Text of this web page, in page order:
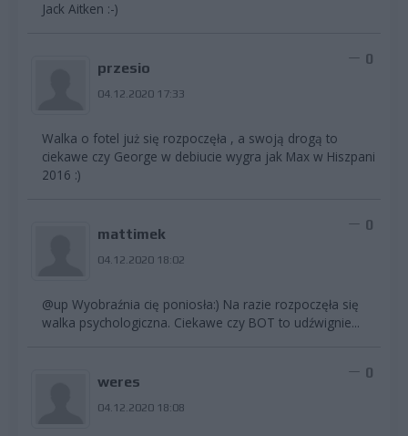
Jack Aitken :-)
przesio
04.12.2020 17:33
0
Walka o fotel już się rozpoczęła , a swoją drogą to
ciekawe czy George w debiucie wygra jak Max w Hiszpani
2016 :)
mattimek
04.12.2020 18:02
0
@up Wyobraźnia cię poniosła:) Na razie rozpoczęła się
walka psychologiczna. Ciekawe czy BOT to udźwignie...
weres
04.12.2020 18:08
0